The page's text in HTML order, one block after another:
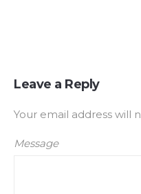
Leave a Reply
Your email address will
Message